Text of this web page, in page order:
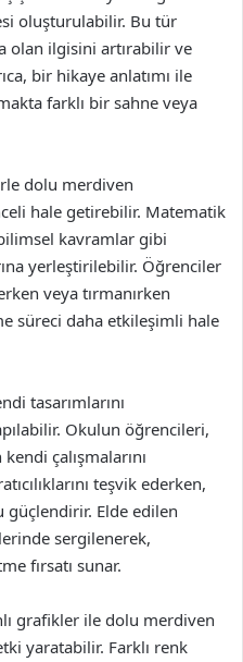
oluşturulabilir. Bu tür
olan ilgisini artırabilir ve
bir hikaye anlatımı ile
farklı bir sahne veya
dolu merdiven
hale getirebilir. Matematik
kavramlar gibi
yerleştirilebilir. Öğrenciler
veya tırmanırken
süreci daha etkileşimli hale
tasarımlarını
Okulun öğrencileri,
çalışmalarını
teşvik ederken,
güçlendirir. Elde edilen
sergilenerek,
fırsatı sunar.
grafikler ile dolu merdiven
yaratabilir. Farklı renk